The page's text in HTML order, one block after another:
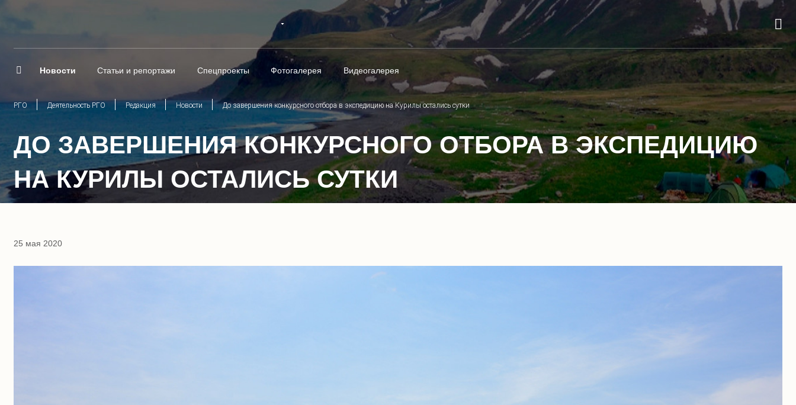
Новости Статьи и репортажи Спецпроекты Фотогалерея Видеогалерея
РГО Деятельность РГО Редакция Новости До завершения конкурсного отбора в экспедицию на Курилы остались сутки
ДО ЗАВЕРШЕНИЯ КОНКУРСНОГО ОТБОРА В ЭКСПЕДИЦИЮ
НА КУРИЛЫ ОСТАЛИСЬ СУТКИ
25 мая 2020